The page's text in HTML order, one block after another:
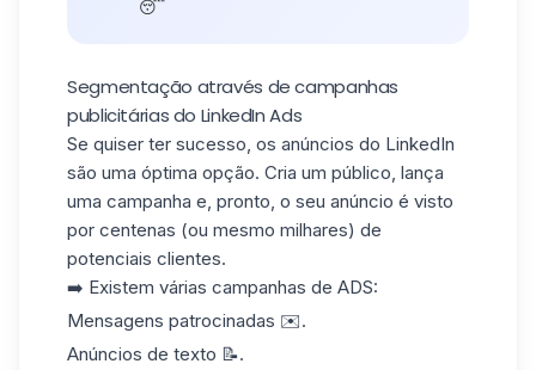
😴
Segmentação através de campanhas
publicitárias do LinkedIn Ads
Se quiser ter sucesso, os anúncios do LinkedIn
são uma óptima opção. Cria um público, lança
uma campanha e, pronto, o seu anúncio é visto
por centenas (ou mesmo milhares) de
potenciais clientes.
➡️ Existem várias campanhas de ADS:
Mensagens patrocinadas ✉️.
Anúncios de texto 📝.